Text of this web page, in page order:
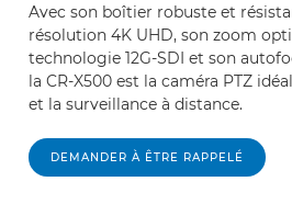
Avec son boîtier robuste et
résolution 4K UHD, son zoom
technologie 12G-SDI et son
la CR-X500 est la caméra PTZ
et la surveillance à distance.
DEMANDER À ÊTRE RAPPELÉ